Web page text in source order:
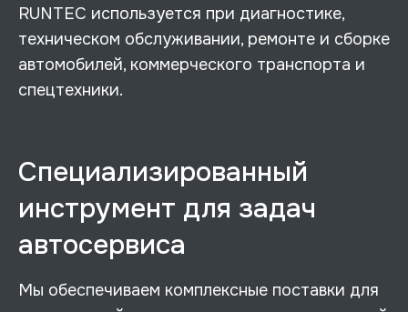
RUNTEC используется при диагностике,
техническом обслуживании, ремонте и сборке
автомобилей, коммерческого транспорта и
спецтехники.
Специализированный
инструмент для задач
автосервиса
Мы обеспечиваем комплексные поставки для